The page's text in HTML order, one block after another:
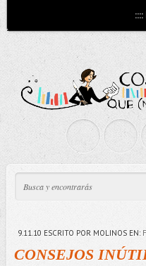
9.11.10 ESCRITO POR MOLINOS EN:
CONSEJOS